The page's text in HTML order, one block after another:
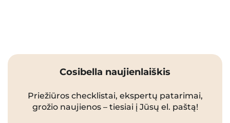
Cosibella naujienlaiškis
Priežiūros checklistai, ekspertų patarimai,
grožio naujienos – tiesiai į Jūsų el. paštą!